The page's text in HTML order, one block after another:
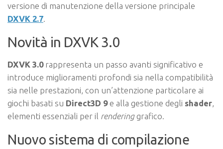
versione di manutenzione della versione principale
DXVK 2.7
Novità in DXVK 3.0
DXVK 3.0rappresenta un passo avanti significativo e
introduce miglioramenti profondi sia nella compatibilità
sia nelle prestazioni, con un’attenzione particolare ai
giochi basati su Direct3D 9e alla gestione degli shader,
elementi essenziali per il renderinggrafico.
Nuovo sistema di compilazione